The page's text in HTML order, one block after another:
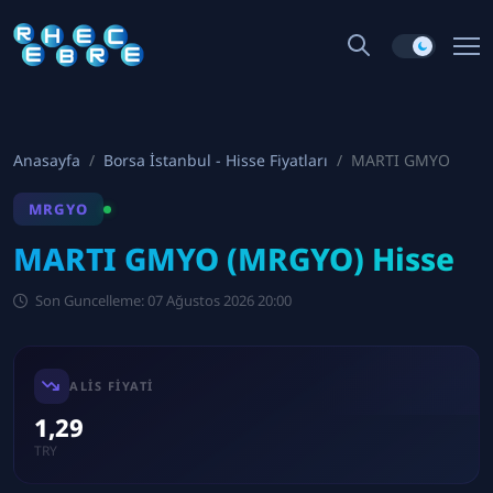
Anasayfa Borsa İstanbul - Hisse Fiyatları MARTI GMYO
MRGYO
MARTI GMYO (MRGYO) Hisse
Son Guncelleme: 07 Ağustos 2026 20:00
ALIS FIYATI
1,29
TRY